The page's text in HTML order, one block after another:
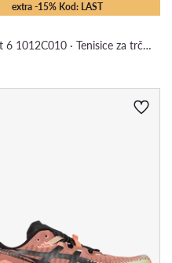
extra -15% Kod: LAST
Dynablast 6 1012C010 · Tenisice za trčanje